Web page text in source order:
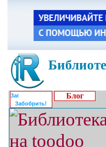
Забобрить!
Блог